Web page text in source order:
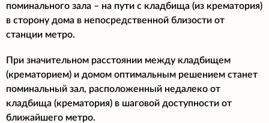
поминального зала – на пути с кладбища (из крематория)
в сторону дома в непосредственной близости от
станции метро.
При значительном расстоянии между кладбищем
(крематорием) и домом оптимальным решением станет
поминальный зал, расположенный недалеко от
кладбища (крематория) в шаговой доступности от
ближайшего метро.